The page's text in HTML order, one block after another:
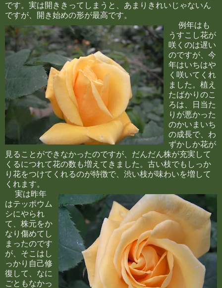
です。実は開ききってしまうと、あまりきれいじゃないん
ですが、開き始めの形が最高です。
例年はも
うすこし花が
咲くのは遅い
のですが、今
年はいちはや
く咲いてくれ
ました。植え
たばかりのこ
ろは、日当た
りが悪かった
のかいまいち
の成長で、わ
ずかしか花が
見ることができなかったのですが、だんだん株が充実して
くるにつれて花の数も増えてきました。古い枝でもしっか
り花をつけてくれるのが特徴で、渋い枝が味わいを増して
くれます。
実は昨年
はテッポウム
シにやられ
て、株元をか
なり傷めてし
まったのです
が、そこはし
っかり自己修
復して、なに
ごともなかっ